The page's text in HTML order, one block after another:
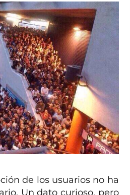
de los usuarios no ha
Un dato curioso, pero